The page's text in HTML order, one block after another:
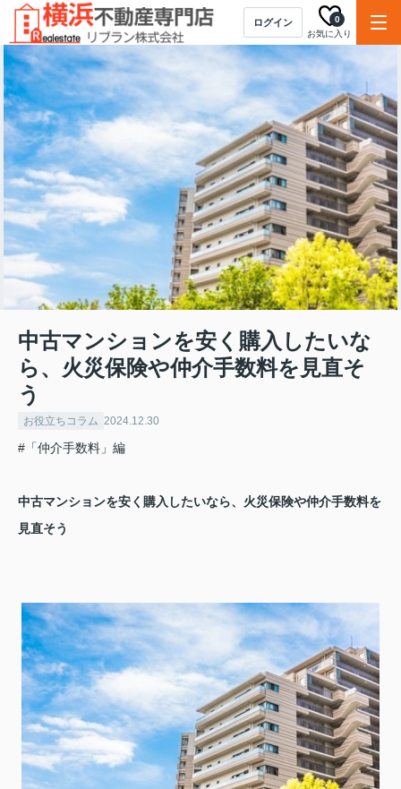
ログイン
お気に入り
0
中古マンションを安く購入したいな
ら、火災保険や仲介手数料を見直そ
う
お役立ちコラム 2024.12.30
#「仲介手数料」編
中古マンションを安く購入したいなら、火災保険や仲介手数料を
見直そう